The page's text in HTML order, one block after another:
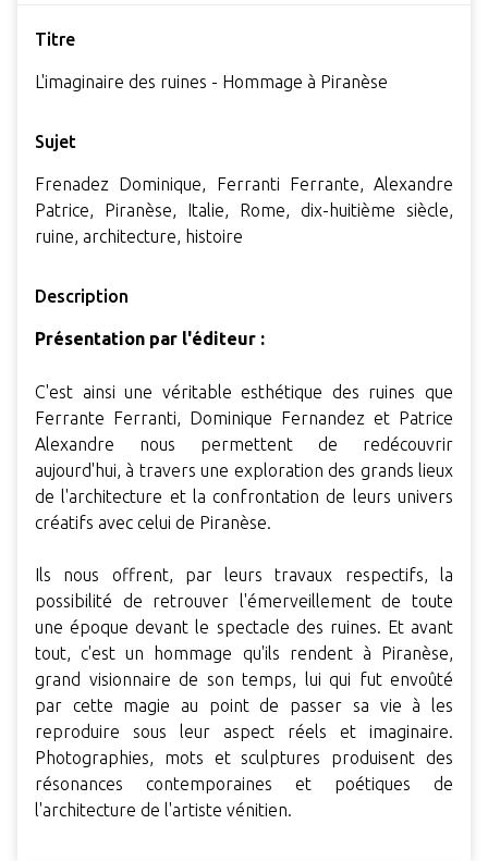
Titre
L'imaginaire des ruines - Hommage à Piranèse
Sujet
Frenadez Dominique, Ferranti Ferrante, Alexandre
Patrice, Piranèse, Italie, Rome, dix-huitième siècle,
ruine, architecture, histoire
Description
Présentation par l'éditeur :
C'est ainsi une véritable esthétique des ruines que
Ferrante Ferranti, Dominique Fernandez et Patrice
Alexandre nous permettent de redécouvrir
aujourd'hui, à travers une exploration des grands lieux
de l'architecture et la confrontation de leurs univers
créatifs avec celui de Piranèse.
Ils nous offrent, par leurs travaux respectifs, la
possibilité de retrouver l'émerveillement de toute
une époque devant le spectacle des ruines. Et avant
tout, c'est un hommage qu'ils rendent à Piranèse,
grand visionnaire de son temps, lui qui fut envoûté
par cette magie au point de passer sa vie à les
reproduire sous leur aspect réels et imaginaire.
Photographies, mots et sculptures produisent des
résonances contemporaines et poétiques de
l'architecture de l'artiste vénitien.